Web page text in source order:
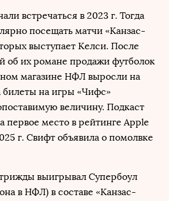
встречаться в 2023 г. Тогда
посещать матчи «Канзас-
выступает Келси. После
об их романе продажи футболок
магазине НФЛ выросли на
на игры «Чифс»
величину. Подкаст
первое место в рейтинге Apple
г. Свифт объявила о помолвке
выигрывал Супербоул
в НФЛ) в составе «Канзас-